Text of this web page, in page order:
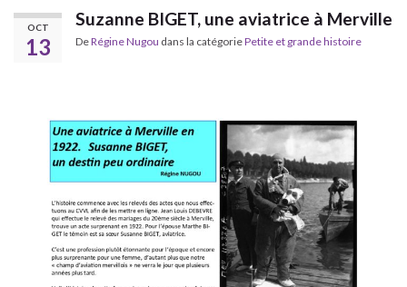
OCT
13
Suzanne BIGET, une aviatrice à Merville
DeRégine Nugou dans la catégoriePetite et grande histoire